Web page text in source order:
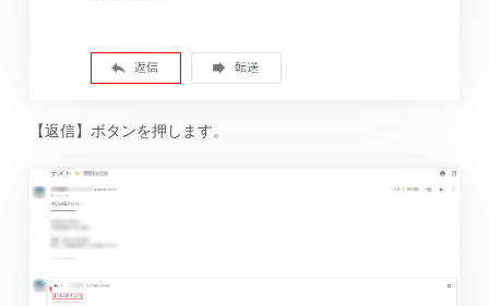
【返信】ボタンを押します。